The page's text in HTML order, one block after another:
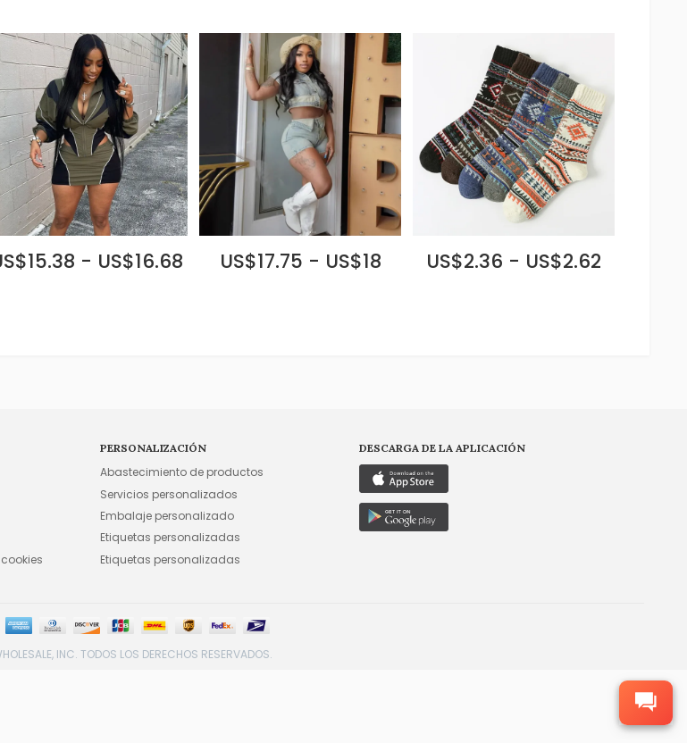
- US$16.68 US$17.75 - US$18 US$2.36 - US$2.62
PERSONALIZACIÓN
Abastecimiento de productos
Servicios personalizados
Embalaje personalizado
Etiquetas personalizadas
Etiquetas personalizadas
DESCARGA DE LA APLICACIÓN
INC. TODOS LOS DERECHOS RESERVADOS.